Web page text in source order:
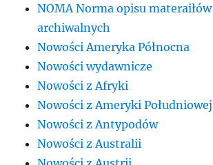
NOMA Norma opisu materaiłów
archiwalnych
Nowości Ameryka Północna
Nowości wydawnicze
Nowości z Afryki
Nowości z Ameryki Południowej
Nowości z Antypodów
Nowości z Australii